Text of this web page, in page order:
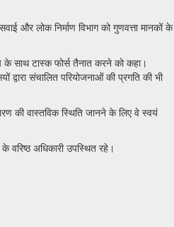
और लोक निर्माण विभाग को गुणवत्ता मानकों के
के साथ टास्क फोर्स तैनात करने को कहा।
संचालित परियोजनाओं की प्रगति की भी
की वास्तविक स्थिति जानने के लिए वे स्वयं
वरिष्ठ अधिकारी उपस्थित रहे।